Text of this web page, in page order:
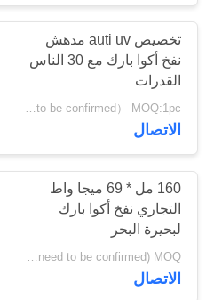
معلومات
جولة
المعمل
مراقبة
الجودة
تخصيص auti uv مدهش
نفخ أكوا بارك مع 30 الناس
القدرات
USD12500 - USD15400 /set( price just for reference, detailed prices need to be confirmed） MOQ:1pc
الاتصال
160 مل * 69 ميجا واط
التجاري نفخ أكوا بارك
لبحيرة البحر
Kid park: USD16900-21000/set; Adult Park: USD122000-150000/set( price just for reference, detailed prices need to be confirmed) MOQ:حاسب شخصي 1
الاتصال